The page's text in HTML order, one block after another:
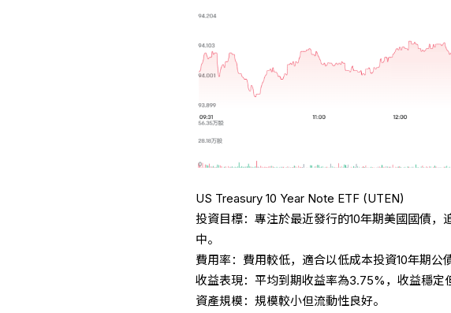
US Treasury 10 Year Note ETF (UTEN)
投資目標：專注於最近發行的10年期美國國債
中。
費用率：費用較低，適合以低成本投資10年期公
收益表現：平均到期收益率為3.75%，收益穩定
資產規模：規模較小但流動性良好。